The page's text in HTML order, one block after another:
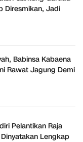
Diresmikan, Jadi
Babinsa Kabaena
Rawat Jagung Demi
Pelantikan Raja
Lengkap